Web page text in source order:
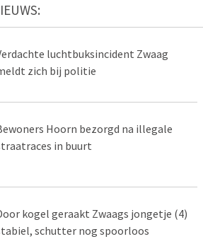
luchtbuksincident Zwaag
zich bij politie
Hoorn bezorgd na illegale
in buurt
kogel geraakt Zwaags jongetje (4)
schutter nog spoorloos